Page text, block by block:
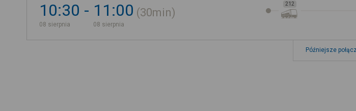
10:30
08 sierpnia
11:00
08 sierpnia
30min
212
Późniejsze